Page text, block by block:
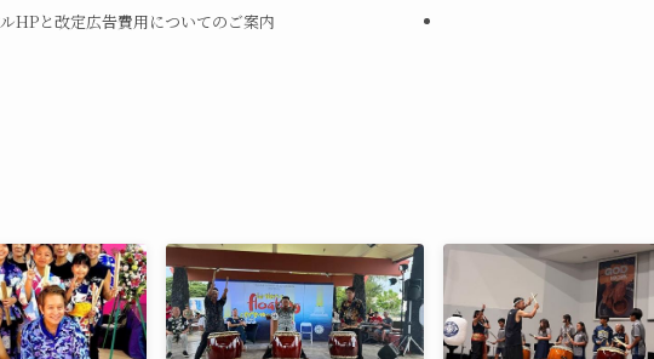
HPと改定広告費用についてのご案内